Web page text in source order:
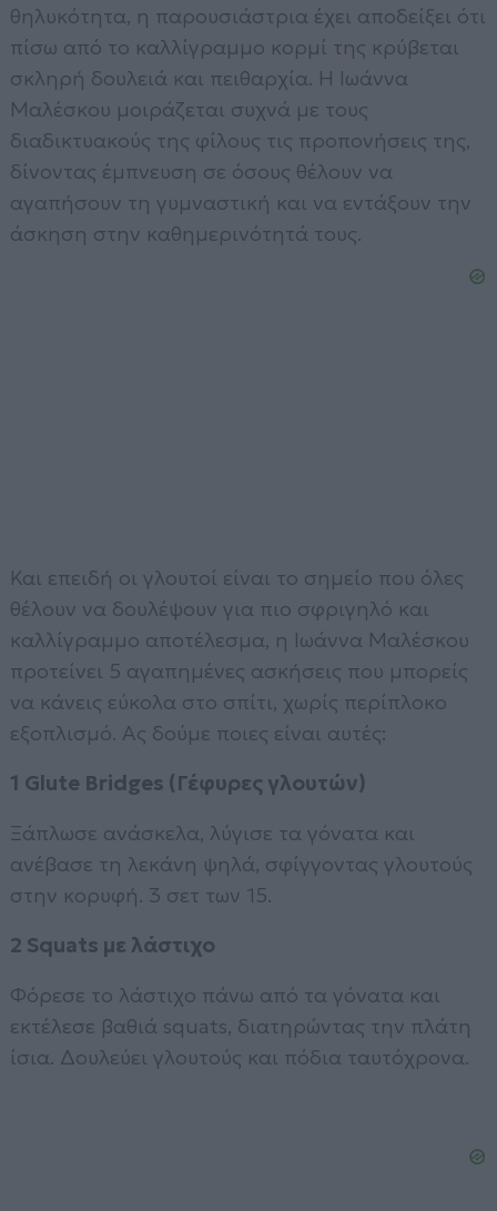
θηλυκότητα, η παρουσιάστρια έχει αποδείξει ότι
πίσω από το καλλίγραμμο κορμί της κρύβεται
σκληρή δουλειά και πειθαρχία. Η Ιωάννα
Μαλέσκου μοιράζεται συχνά με τους
διαδικτυακούς της φίλους τις προπονήσεις της,
δίνοντας έμπνευση σε όσους θέλουν να
αγαπήσουν τη γυμναστική και να εντάξουν την
άσκηση στην καθημερινότητά τους.
Και επειδή οι γλουτοί είναι το σημείο που όλες
θέλουν να δουλέψουν για πιο σφριγηλό και
καλλίγραμμο αποτέλεσμα, η Ιωάννα Μαλέσκου
προτείνει 5 αγαπημένες ασκήσεις που μπορείς
να κάνεις εύκολα στο σπίτι, χωρίς περίπλοκο
εξοπλισμό. Ας δούμε ποιες είναι αυτές:
1 Glute Bridges (Γέφυρες γλουτών)
Ξάπλωσε ανάσκελα, λύγισε τα γόνατα και
ανέβασε τη λεκάνη ψηλά, σφίγγοντας γλουτούς
στην κορυφή. 3 σετ των 15.
2 Squats με λάστιχο
Φόρεσε το λάστιχο πάνω από τα γόνατα και
εκτέλεσε βαθιά squats, διατηρώντας την πλάτη
ίσια. Δουλεύει γλουτούς και πόδια ταυτόχρονα.